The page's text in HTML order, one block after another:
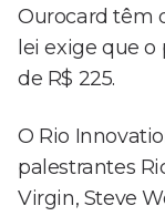
Ourocard têm
lei exige que o
de R$ 225.
O Rio
palestrantes
Virgin, Steve